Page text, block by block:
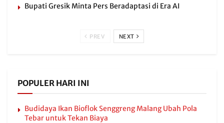
Bupati Gresik Minta Pers Beradaptasi di Era AI
PREV NEXT
POPULER HARI INI
Budidaya Ikan Bioflok Senggreng Malang Ubah Pola
Tebar untuk Tekan Biaya